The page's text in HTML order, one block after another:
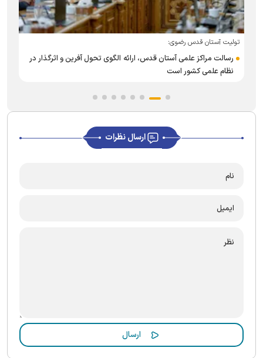
تولیت آستان قدس رضوی:
رسالت مراکز علمی آستان قدس، ارائه الگوی تحول آفرین و اثرگذار در
نظام علمی کشور است
ارسال نظرات